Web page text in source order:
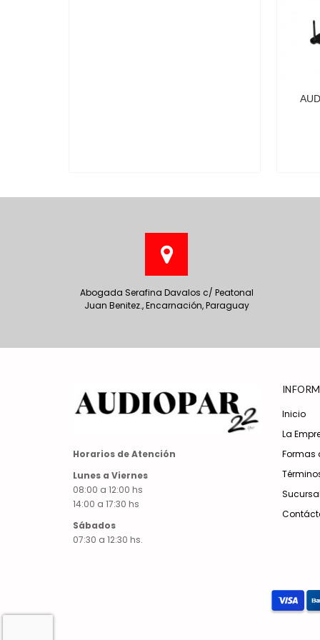
Abogada Serafina Davalos c/ Peatonal
Juan Benitez., Encarnación, Paraguay
Horarios de Atención
Lunes a Viernes
08:00 a 12:00 hs
14:00 a 17:30 hs
Sábados
07:30 a 12:30 hs.
Inicio
La
Formas